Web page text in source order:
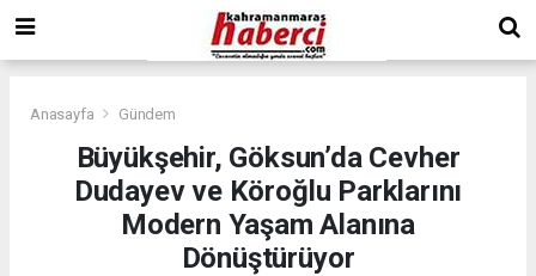
Anasayfa Gündem
Büyükşehir, Göksun’da Cevher
Dudayev ve Köroğlu Parklarını
Modern Yaşam Alanına
Dönüştürüyor